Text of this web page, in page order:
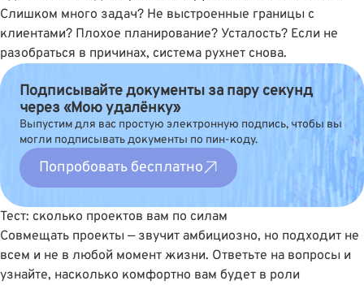
Слишком много задач? Не выстроенные границы с
клиентами? Плохое планирование? Усталость? Если не
разобраться в причинах, система рухнет снова.
Подписывайте документы за пару секунд
через «Мою удалёнку»
Выпустим для вас простую электронную подпись, чтобы вы
могли подписывать документы по пин-коду.
Попробовать бесплатно
Тест: сколько проектов вам по силам
Совмещать проекты — звучит амбициозно, но подходит не
всем и не в любой момент жизни. Ответьте на вопросы и
узнайте, насколько комфортно вам будет в роли